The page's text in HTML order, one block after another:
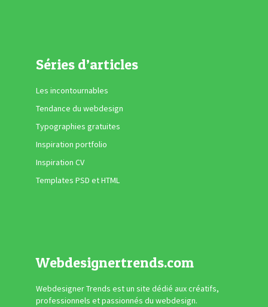
Séries d’articles
Les incontournables
Tendance du webdesign
Typographies gratuites
Inspiration portfolio
Inspiration CV
Templates PSD et HTML
Webdesignertrends.com
Webdesigner Trends est un site dédié aux créatifs,
professionnels et passionnés du webdesign.